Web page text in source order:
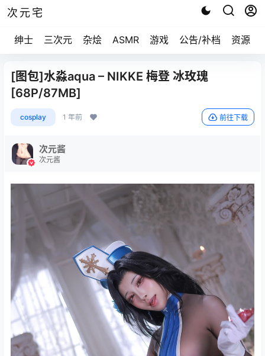
次元宅
绅士 三次元 杂烩 ASMR 游戏 公告/补档 资源求
[图包]水淼aqua – NIKKE 梅登 冰玫瑰
[68P/87MB]
cosplay 1 年前 前往下载
次元酱
次元酱